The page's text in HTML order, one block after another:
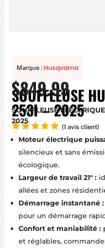
Marque : Husqvarna
SOUFFLEUSE
253I – 2025
Noté5.00
basé
sur
notation
client
(1 avis client)
$849.99
SOUFFLEUSE
2025
Moteur électrique
silencieux et sans
écologique.
Largeur de travail 21″ :
allées et zones
Démarrage instantané :
pour un démarrage
Confort et maniabilité :
et réglables,